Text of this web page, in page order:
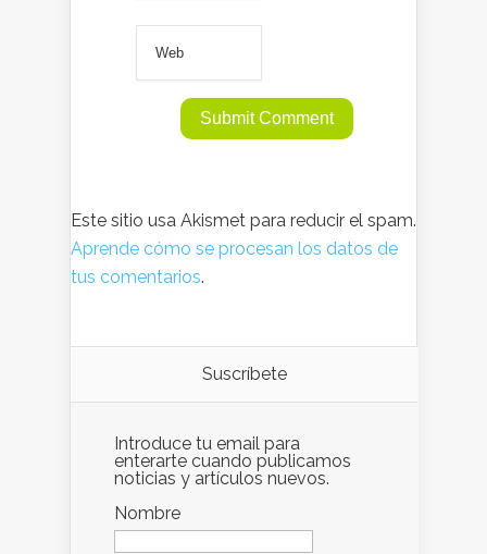
Este sitio usa Akismet para reducir el spam.
Aprende cómo se procesan los datos de
tus comentarios.
Suscríbete
Introduce tu email para
enterarte cuando publicamos
noticias y artículos nuevos.
Nombre